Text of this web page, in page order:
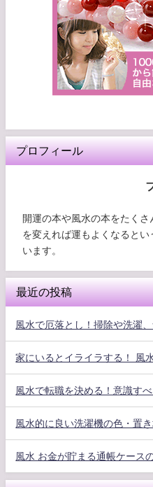
プロフィール
開運の本や風水の本をたく
を変えれば運もよくなると
います。
最近の投稿
風水で厄落とし！掃除や洗濯
家にいるとイライラする！ 風
風水で転職を決める！意識す
風水的に良い洗濯機の色・置
風水 お金が貯まる通帳ケース